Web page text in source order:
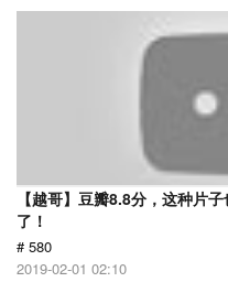
【越哥】豆瓣8.8分，这种片
了！
# 580
2019-02-01 02:10